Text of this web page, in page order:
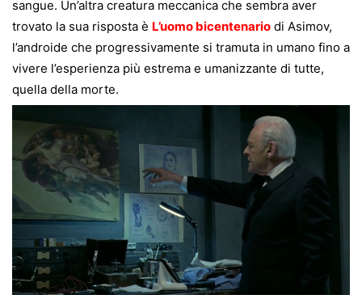
sangue. Un’altra creatura meccanica che sembra aver
trovato la sua risposta è L’uomo bicentenario di Asimov,
l’androide che progressivamente si tramuta in umano fino a
vivere l’esperienza più estrema e umanizzante di tutte,
quella della morte.